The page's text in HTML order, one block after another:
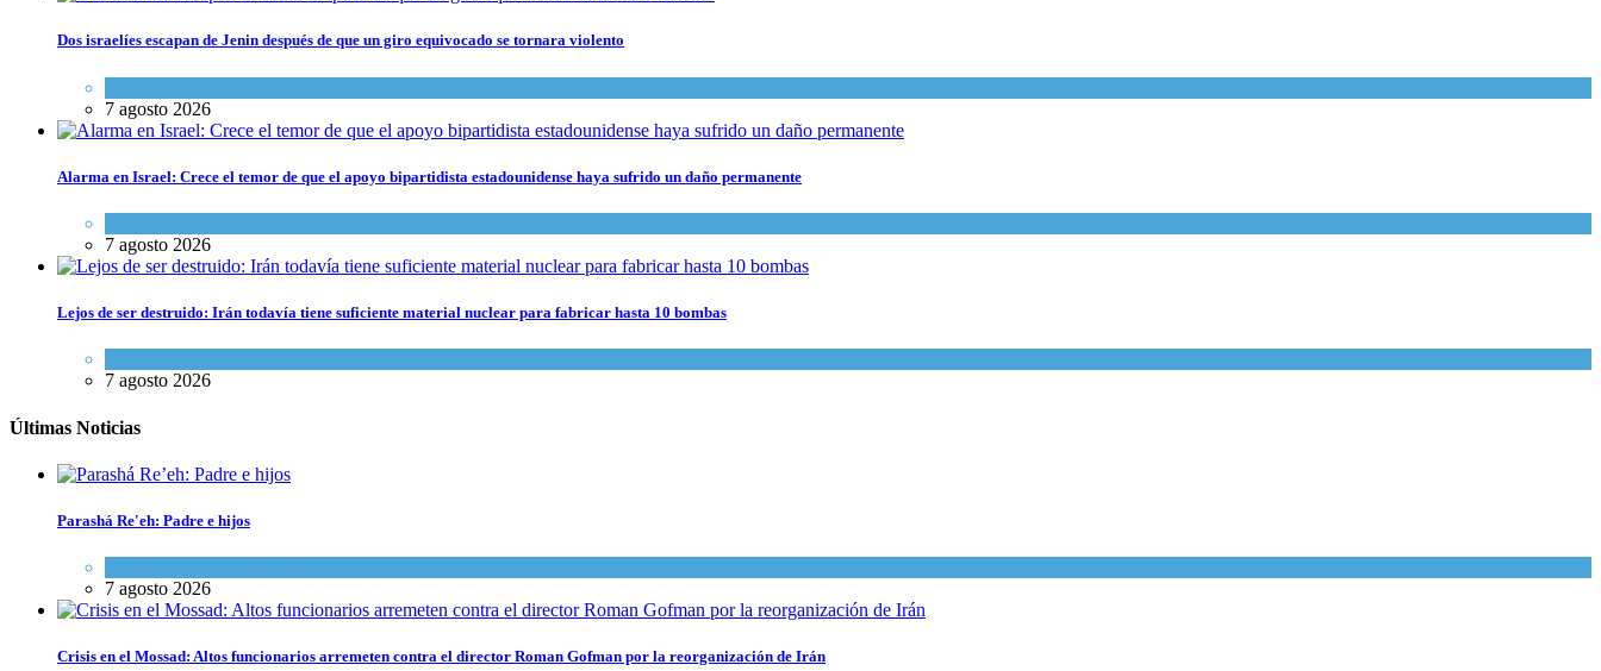
Dos israelíes escapan de Jenin después de que un giro equivocado se tornara violento
7 agosto 2026
Alarma en Israel: Crece el temor de que el apoyo bipartidista estadounidense haya sufrido un daño permanente
7 agosto 2026
Lejos de ser destruido: Irán todavía tiene suficiente material nuclear para fabricar hasta 10 bombas
7 agosto 2026
Últimas Noticias
Parashá Re'eh: Padre e hijos
7 agosto 2026
Crisis en el Mossad: Altos funcionarios arremeten contra el director Roman Gofman por la reorganización de Irán